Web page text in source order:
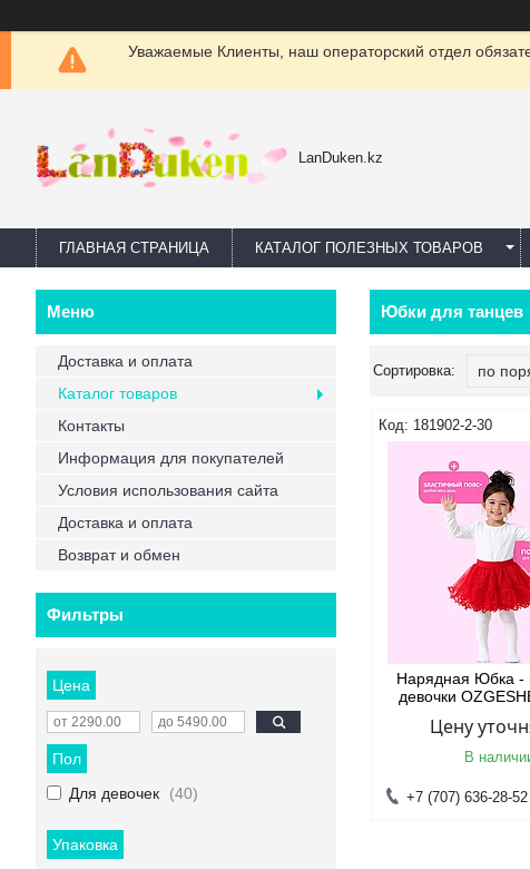
Уважаемые Клиенты, наш операторский отдел
LanDuken.kz
ГЛАВНАЯ СТРАНИЦА КАТАЛОГ ПОЛЕЗНЫХ ТОВАРОВ
Юбки для танцев
181902-2-30
Нарядная Юбка -
девочки
Цену
В
+7 (707) 636-28-52
Доставка и оплата
Каталог товаров
Контакты
Информация для покупателей
Условия использования сайта
Доставка и оплата
Возврат и обмен
Фильтры
Цена
Пол
Для девочек
40
Упаковка